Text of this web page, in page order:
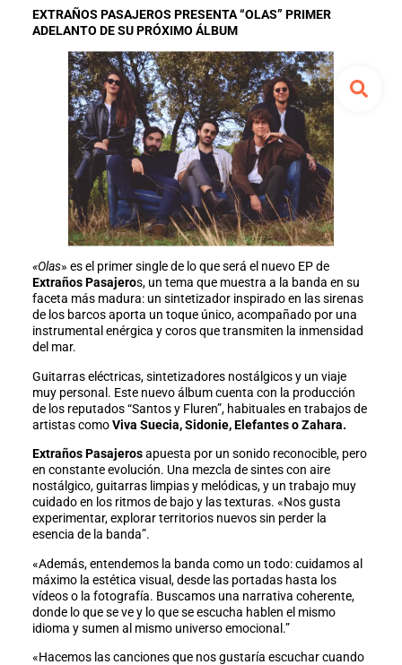
EXTRAÑOS PASAJEROS PRESENTA “OLAS” PRIMER
ADELANTO DE SU PRÓXIMO ÁLBUM
«Olas» es el primer single de lo que será el nuevo EP de
Extraños Pasajeros, un tema que muestra a la banda en su
faceta más madura: un sintetizador inspirado en las sirenas
de los barcos aporta un toque único, acompañado por una
instrumental enérgica y coros que transmiten la inmensidad
del mar.
Guitarras eléctricas, sintetizadores nostálgicos y un viaje
muy personal. Este nuevo álbum cuenta con la producción
de los reputados “Santos y Fluren”, habituales en trabajos de
artistas comoViva Suecia, Sidonie, Elefantes o Zahara.
Extraños Pasajerosapuesta por un sonido reconocible, pero
en constante evolución. Una mezcla de sintes con aire
nostálgico, guitarras limpias y melódicas, y un trabajo muy
cuidado en los ritmos de bajo y las texturas. «Nos gusta
experimentar, explorar territorios nuevos sin perder la
esencia de la banda”.
«Además, entendemos la banda como un todo: cuidamos al
máximo la estética visual, desde las portadas hasta los
vídeos o la fotografía. Buscamos una narrativa coherente,
donde lo que se ve y lo que se escucha hablen el mismo
idioma y sumen al mismo universo emocional.”
«Hacemos las canciones que nos gustaría escuchar cuando